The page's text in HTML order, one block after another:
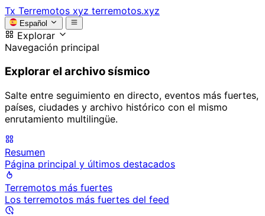
Tx Terremotos xyz terremotos.xyz
Español
Explorar
Navegación principal
Explorar el archivo sísmico
Salte entre seguimiento en directo, eventos más fuertes,
países, ciudades y archivo histórico con el mismo
enrutamiento multilingüe.
Resumen
Página principal y últimos destacados
Terremotos más fuertes
Los terremotos más fuertes del feed